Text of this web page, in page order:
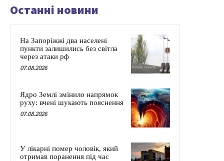
Останні новини
На Запоріжжі два населені
пункти залишились без світла
через атаки рф
07.08.2026
Ядро Землі змінило напрямок
руху: вчені шукають пояснення
07.08.2026
У лікарні помер чоловік, який
отримав поранення під час